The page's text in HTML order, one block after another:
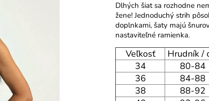
Dlhých šiat sa rozhodne
žene! Jednoduchý strih
doplnkami, šaty majú
nastaviteľné ramienka.
Veľkosť Hrudník /
34
80-84
36
84-88
38
88-92